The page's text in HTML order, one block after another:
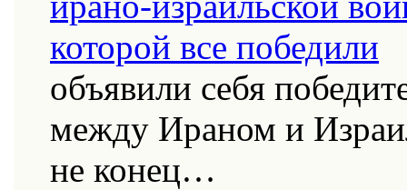
объявили себя
между Ираном и
не конец…